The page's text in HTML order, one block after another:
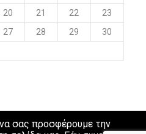
20 21 22
23
27 28 29
30
σας προσφέρουμε την